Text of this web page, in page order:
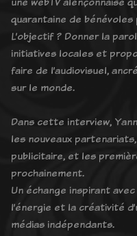
quarantaine de bénévoles
L’objectif ? Donner la
initiatives locales et
faire de l’audiovisuel,
sur le monde.
Dans cette interview,
les nouveaux
publicitaire, et les
prochainement.
Un échange inspirant
l’énergie et la créativité
médias indépendants.